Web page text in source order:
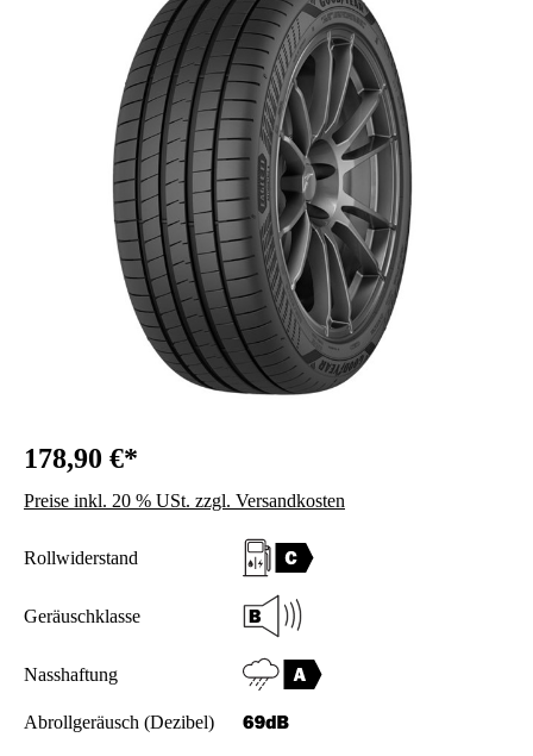
178,90 €*
Preise inkl. 20 % USt. zzgl. Versandkosten
Rollwiderstand
Geräuschklasse
Nasshaftung
Abrollgeräusch (Dezibel)